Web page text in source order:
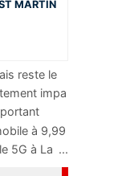
MARTIN
reste le
...
impa
...
à 9,99
5G à La ...